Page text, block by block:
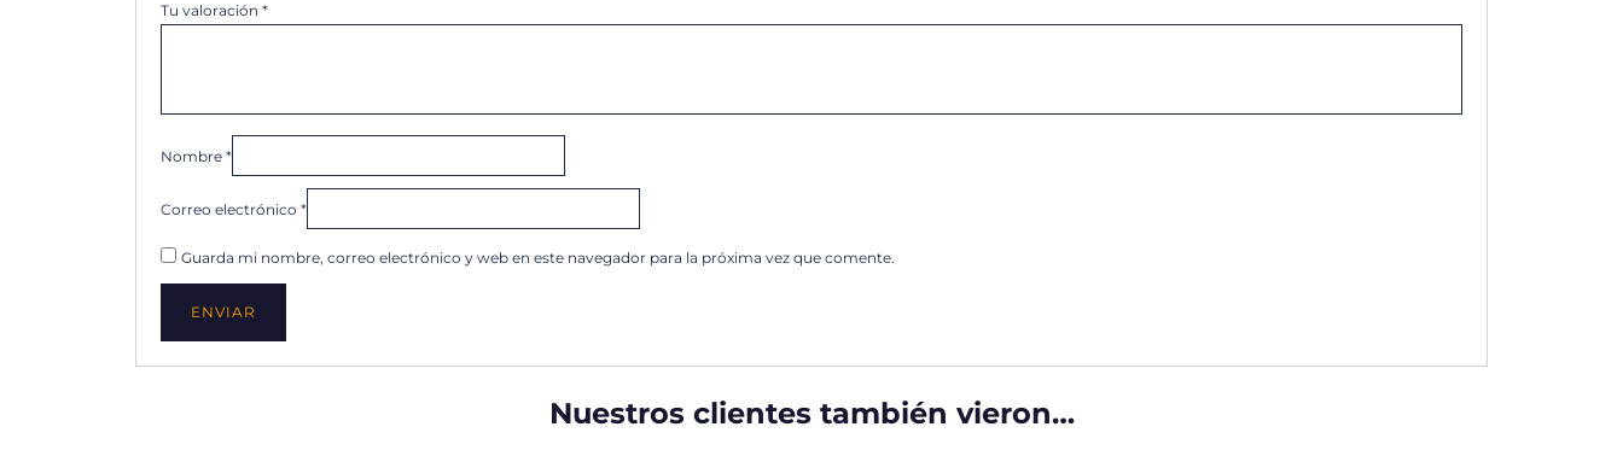
Tu valoración *
Nombre *
Correo electrónico *
Guarda mi nombre, correo electrónico y web en este navegador para la próxima vez que comente.
Nuestros clientes también vieron…